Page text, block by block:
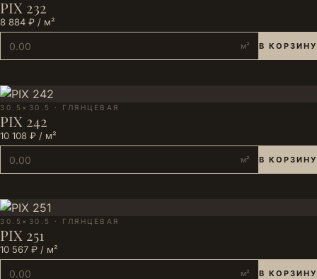
PIX 232
8 884 ₽ / м²
м² В КОРЗИНУ
30.5×30.5 · ГЛЯНЦЕВАЯ
PIX 242
10 108 ₽ / м²
м² В КОРЗИНУ
30.5×30.5 · ГЛЯНЦЕВАЯ
PIX 251
10 567 ₽ / м²
м² В КОРЗИНУ